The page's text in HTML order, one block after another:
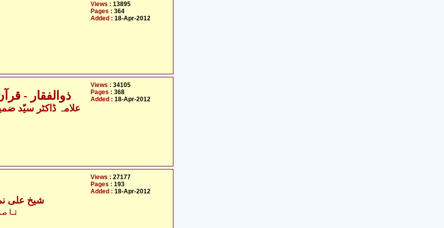
Views : 13895
Pages : 364
Added : 18-Apr-2012
ذوالفقار -
Views : 34105
Pages : 368
Added : 18-Apr-2012
- شیخ علی
-
Views : 27177
Pages : 193
Added : 18-Apr-2012